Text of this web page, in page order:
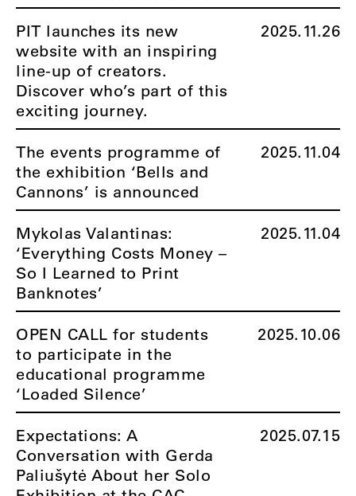
PIT launches its new
website with an inspiring
line-up of creators.
Discover who’s part of this
exciting journey.
2025.11.26
The events programme of
the exhibition ‘Bells and
Cannons’ is announced
2025.11.04
Mykolas Valantinas:
‘Everything Costs Money –
So I Learned to Print
Banknotes’
2025.11.04
OPEN CALL for students
to participate in the
educational programme
‘Loaded Silence’
2025.10.06
Expectations: A
Conversation with Gerda
Paliušytė About her Solo
2025.07.15